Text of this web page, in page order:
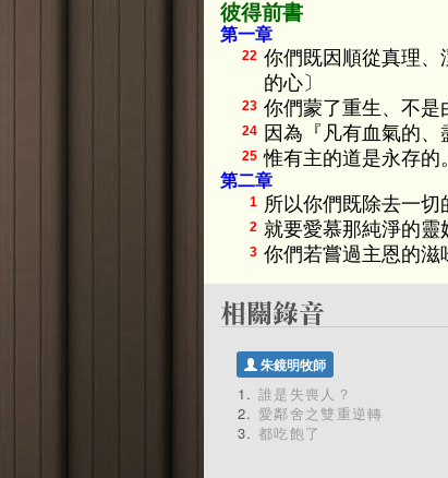
彼得前書
第一章
22 你們既因順從真理
的心〕
23 你們蒙了重生、不
24 因為『凡有血氣的
25 惟有主的道是永存的
第二章
1 所以你們既除去一切
2 就要愛慕那純淨的靈
3 你們若嘗過主恩的滋
朱鏡明牧師
誰是失喪人？
愛鄰舍之雙重逆轉
都吃飽了